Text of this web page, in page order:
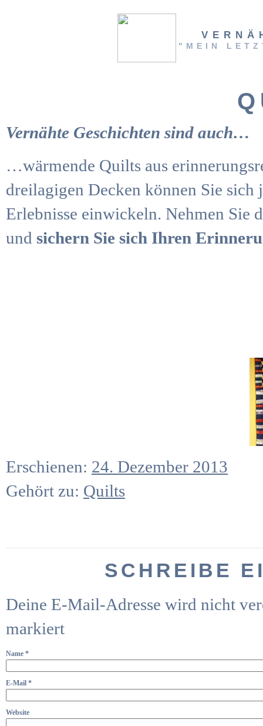
"MEIN
Vernähte Geschichten sind auch…
…wärmende Quilts aus
dreilagigen Decken können Sie
Erlebnisse einwickeln. Nehmen Sie
und sichern Sie sich Ihren
Erschienen: 24. Dezember 2013
Gehört zu: Quilts
SCHREIBE
Deine E-Mail-Adresse wird nicht
markiert
Name *
E-Mail *
Website